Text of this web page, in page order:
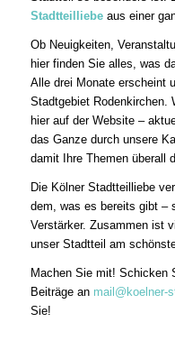
Stadtteilliebe aus einer
Ob Neuigkeiten,
hier finden Sie alles, was
Alle drei Monate erscheint
Stadtgebiet Rodenkirchen.
hier auf der Website –
das Ganze durch unsere
damit Ihre Themen überall
Die Kölner Stadtteilliebe
dem, was es bereits gibt –
Verstärker. Zusammen ist
unser Stadtteil am
Machen Sie mit! Schicken
Beiträge an mail@koelner-
Sie!